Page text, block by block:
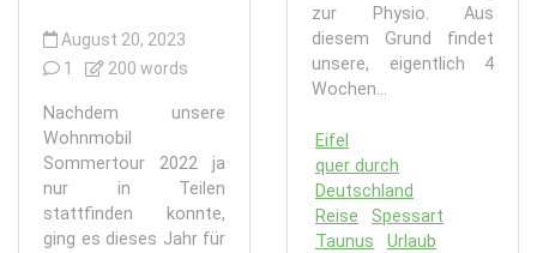
August 20, 2023
1
200 words
Nachdem unsere
Wohnmobil
Sommertour 2022 ja
nur in Teilen
stattfinden konnte,
ging es dieses Jahr für
zur Physio. Aus
diesem Grund findet
unsere, eigentlich 4
Wochen...
Eifel
quer durch
Deutschland
Reise
Spessart
Taunus
Urlaub